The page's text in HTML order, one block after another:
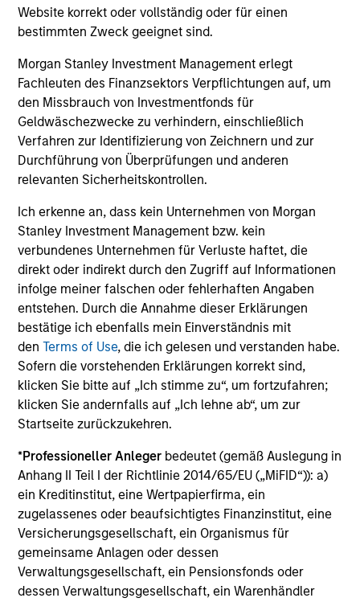
Website korrekt oder vollständig oder für einen
bestimmten Zweck geeignet sind.
Morgan Stanley Investment Management erlegt
Fachleuten des Finanzsektors Verpflichtungen auf, um
den Missbrauch von Investmentfonds für
Geldwäschezwecke zu verhindern, einschließlich
Verfahren zur Identifizierung von Zeichnern und zur
Durchführung von Überprüfungen und anderen
relevanten Sicherheitskontrollen.
Ich erkenne an, dass kein Unternehmen von Morgan
Stanley Investment Management bzw. kein
verbundenes Unternehmen für Verluste haftet, die
direkt oder indirekt durch den Zugriff auf Informationen
infolge meiner falschen oder fehlerhaften Angaben
entstehen. Durch die Annahme dieser Erklärungen
bestätige ich ebenfalls mein Einverständnis mit
denTerms of Use, die ich gelesen und verstanden habe.
Sofern die vorstehenden Erklärungen korrekt sind,
klicken Sie bitte auf „Ich stimme zu“, um fortzufahren;
klicken Sie andernfalls auf „Ich lehne ab“, um zur
Startseite zurückzukehren.
*Professioneller Anleger bedeutet (gemäß Auslegung in
Anhang II Teil I der Richtlinie 2014/65/EU („MiFID“)): a)
ein Kreditinstitut, eine Wertpapierfirma, ein
zugelassenes oder beaufsichtigtes Finanzinstitut, eine
Versicherungsgesellschaft, ein Organismus für
gemeinsame Anlagen oder dessen
Verwaltungsgesellschaft, ein Pensionsfonds oder
dessen Verwaltungsgesellschaft, ein Warenhändler
und der Rücknahme von Anteilen anfallen, werden nicht
berücksichtigt. Alle Performance- und Index-Daten
stammen von Morgan Stanley Investment Management
Der Wert der Anlagen und der mit ihnen erzielten Erträge
können sowohl steigen als auch fallen. Es ist daher
möglich, dass Anleger das ursprünglich investierte Kapital
nicht in voller Höhe zurückerhalten.
Die Performance versteht sich nach Abzug der Gebühren.
Die Angaben zur Performance des laufenden Jahres sind
nicht annualisiert. Die Performance von anderen
Sie sich bitte gründlich mit den Anlagezielen und -risiken
sowie den Kosten und Gebühren des Fonds auseinander,
bevor Sie eine Anlageentscheidung treffen.
Der Einsatz von Fremdkapital erhöht die Risiken, so dass
eine relativ kleine Bewegung im Wert einer Anlage zu einer
unverhältnismäßig großen Bewegung, sowohl im negativen
als auch im positiven Sinne, im Wert dieser Anlage und
damit auch im Wert des Fonds führen kann.
Die auf dieser Webseite verfügbaren Unterlagen beziehen
sich auf mehrere Teilfonds der Morgan Stanley Investment
Management Funds-Reihe. Bitte beachten Sie, dass nicht
alle Teilfonds in allen Ländern verfügbar sind und Teilfonds
nicht für Personen mit Wohnsitz in Ländern verfügbar sind,
den jeweils geltenden Gesetzen oder Vorschriften
zuwiderlaufen würde.
Je höher die Kategorie (1-7), desto höher ist der mögliche
Ertrag, aber auch das Risiko, den ursprünglich angelegten
Betrag zu verlieren. Kategorie 1 bedeutet nicht, dass es sich
um eine risikofreie Anlage handelt. Bitte beachten Sie die
BasisInformationsBlatt („BIB“) des Fonds unter Ressourcen,
die Risikoeinstufungen und -hinweise für die einzelnen
Anlageklassen enthalten.